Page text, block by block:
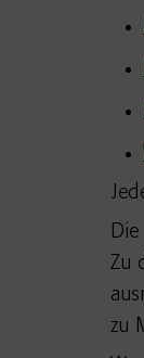
Zu
zu